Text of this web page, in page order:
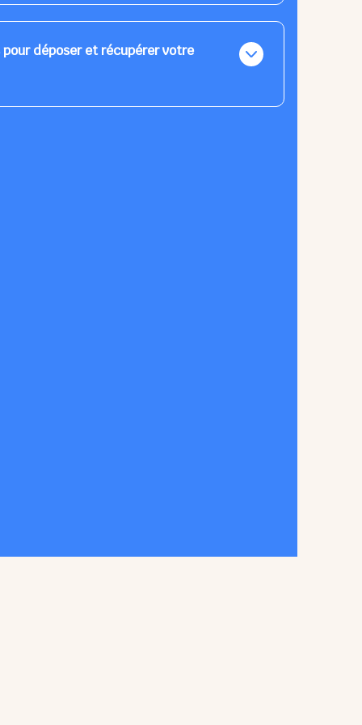
l'enfant n'est pas déjà inscrit est possible avec
de 4h.
déposer et récupérer votre
7h30 à 9h00 et de 13h à 13h10 maximum.